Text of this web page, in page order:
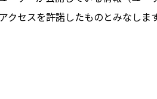
セスを許諾したものとみなします